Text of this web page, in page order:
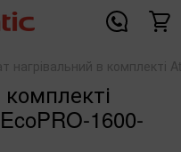
нагрівальний в комплекті
1600-